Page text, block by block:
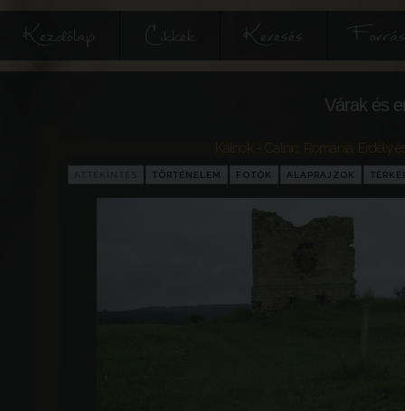
Kezdőlap Cikkek Keresés
Várak és
Románia
TÖRTÉNELEM FOTÓK ALAPRAJZOK